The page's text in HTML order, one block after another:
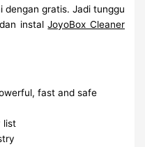
dengan gratis. Jadi tunggu
instalJoyoBox Cleaner
fast and safe
list